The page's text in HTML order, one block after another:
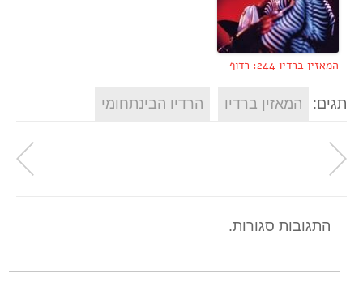
המאזין ברדיו 244: רדוף
תגים: המאזין ברדיו הרדיו הבינתחומי
התגובות סגורות.